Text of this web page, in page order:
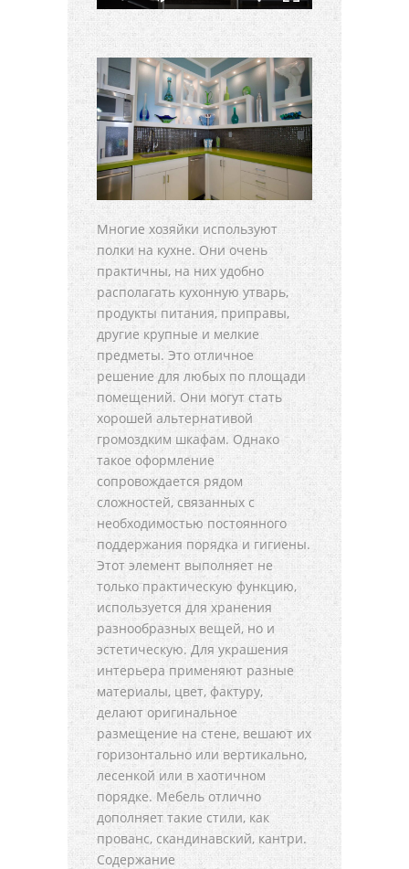
Многие хозяйки используют
полки на кухне. Они очень
практичны, на них удобно
располагать кухонную утварь,
продукты питания, приправы,
другие крупные и мелкие
предметы. Это отличное
решение для любых по площади
помещений. Они могут стать
хорошей альтернативой
громоздким шкафам. Однако
такое оформление
сопровождается рядом
сложностей, связанных с
необходимостью постоянного
поддержания порядка и гигиены.
Этот элемент выполняет не
только практическую функцию,
используется для хранения
разнообразных вещей, но и
эстетическую. Для украшения
интерьера применяют разные
материалы, цвет, фактуру,
делают оригинальное
размещение на стене, вешают их
горизонтально или вертикально,
лесенкой или в хаотичном
порядке. Мебель отлично
дополняет такие стили, как
прованс, скандинавский, кантри.
Содержание